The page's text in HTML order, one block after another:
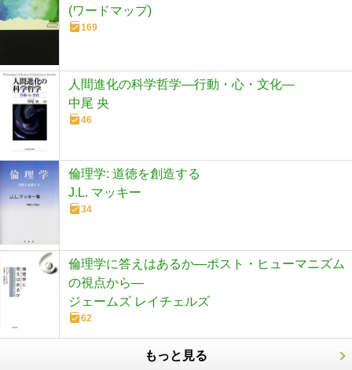
(ワードマップ)
169
人間進化の科学哲学―行動・心・文化―
中尾 央
46
倫理学: 道徳を創造する
J.L. マッキー
34
倫理学に答えはあるか―ポスト・ヒューマニズム
の視点から―
ジェームズ レイチェルズ
62
もっと見る